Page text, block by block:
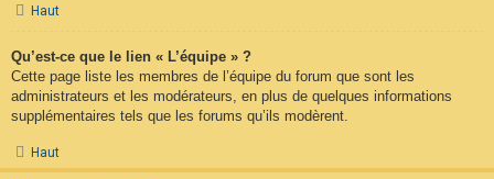
Haut
Qu’est-ce que le lien « L’équipe » ?
Cette page liste les membres de l’équipe du forum que sont les
administrateurs et les modérateurs, en plus de quelques informations
supplémentaires tels que les forums qu’ils modèrent.
Haut